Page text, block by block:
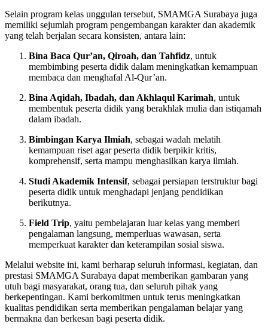
Selain program kelas unggulan tersebut, SMAMGA Surabaya juga
memiliki sejumlah program pengembangan karakter dan akademik
yang telah berjalan secara konsisten, antara lain:
Bina Baca Qur’an, Qiroah, dan Tahfidz, untuk
membimbing peserta didik dalam meningkatkan kemampuan
membaca dan menghafal Al-Qur’an.
Bina Aqidah, Ibadah, dan Akhlaqul Karimah, untuk
membentuk peserta didik yang berakhlak mulia dan istiqamah
dalam ibadah.
Bimbingan Karya Ilmiah, sebagai wadah melatih
kemampuan riset agar peserta didik berpikir kritis,
komprehensif, serta mampu menghasilkan karya ilmiah.
Studi Akademik Intensif, sebagai persiapan terstruktur bagi
peserta didik untuk menghadapi jenjang pendidikan
berikutnya.
Field Trip, yaitu pembelajaran luar kelas yang memberi
pengalaman langsung, memperluas wawasan, serta
memperkuat karakter dan keterampilan sosial siswa.
Melalui website ini, kami berharap seluruh informasi, kegiatan, dan
prestasi SMAMGA Surabaya dapat memberikan gambaran yang
utuh bagi masyarakat, orang tua, dan seluruh pihak yang
berkepentingan. Kami berkomitmen untuk terus meningkatkan
kualitas pendidikan serta memberikan pengalaman belajar yang
bermakna dan berkesan bagi peserta didik.